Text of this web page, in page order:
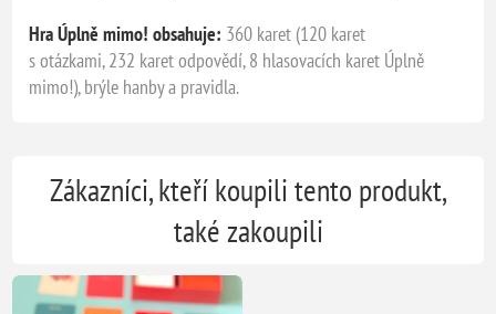
Hra Úplně mimo! obsahuje: 360 karet (120 karet
s otázkami, 232 karet odpovědí, 8 hlasovacích karet Úplně
mimo!), brýle hanby a pravidla.
Zákazníci, kteří koupili tento produkt,
také zakoupili